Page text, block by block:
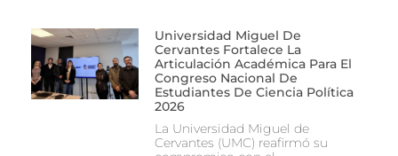
Universidad Miguel De
Cervantes Fortalece La
Articulación Académica Para El
Congreso Nacional De
Estudiantes De Ciencia Política
2026
La Universidad Miguel de
Cervantes (UMC) reafirmó su